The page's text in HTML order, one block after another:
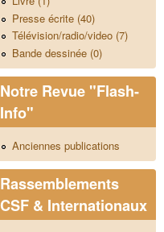
Presse écrite (40)
Télévision/radio/video (7)
Bande dessinée (0)
Notre Revue "Flash-
Info"
Anciennes publications
Rassemblements
CSF & Internationaux